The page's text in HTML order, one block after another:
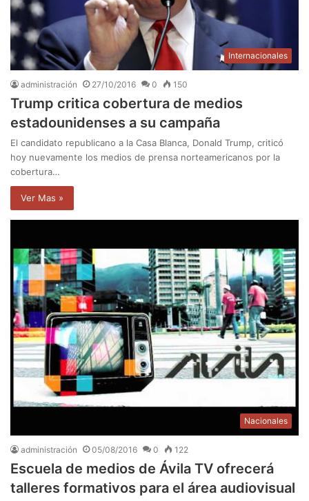
Internacionales
administración 27/10/2016 0 150
Trump critica cobertura de medios
estadounidenses a su campaña
El candidato republicano a la Casa Blanca, Donald Trump, criticó
hoy nuevamente los medios de prensa norteamericanos por la
cobertura…
Ver Mas »
Nacionales
administración 05/08/2016 0 122
Escuela de medios de Ávila TV ofrecerá
talleres formativos para el área audiovisual